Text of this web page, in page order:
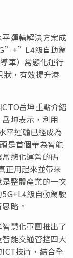
運輸解決方案成
級自動駕
車）常態化運行
狀，有效提升港
岳坤重點介紹
坤表示，利用
平運輸已經成為
是首個華為智能
態化運營的碼
正用起來並帶來
整體產業的一次
級自動駕駛
路。
慧化軍團推出了
能交通管控四大
技術，結合全